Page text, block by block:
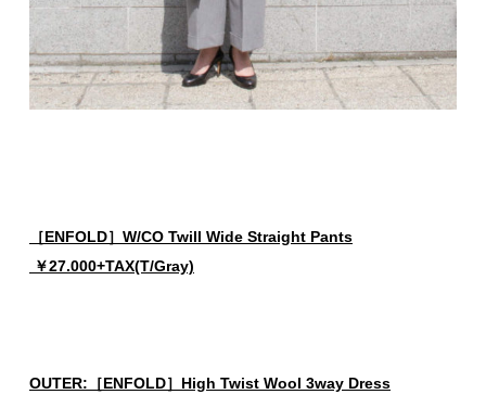
［ENFOLD］W/CO Twill Wide Straight Pants
￥27.000+TAX(T/Gray)
OUTER:［ENFOLD］High Twist Wool 3way Dress